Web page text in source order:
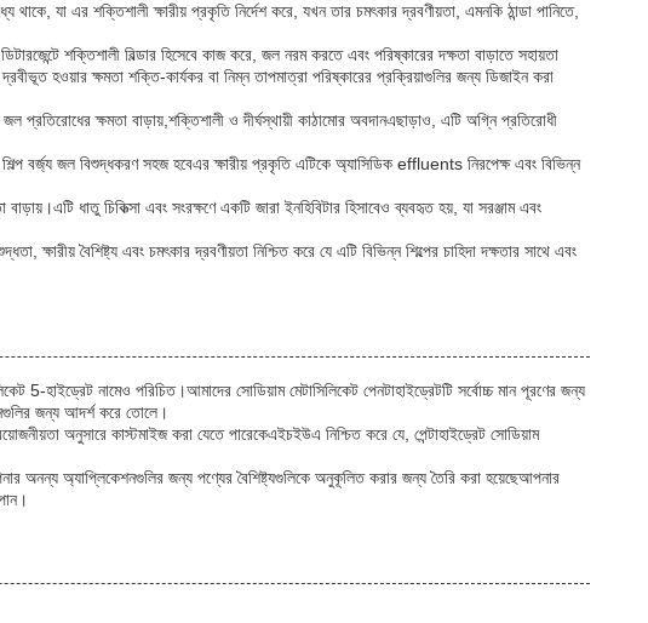
এর শক্তিশালী ক্ষারীয় প্রকৃতি নির্দেশ করে, যখন তার চমৎকার দ্রবণীয়তা, এমনকি ঠান্ডা পানিতে,
শক্তিশালী বিল্ডার হিসেবে কাজ করে, জল নরম করতে এবং পরিষ্কারের দক্ষতা বাড়াতে সহায়তা
হওয়ার ক্ষমতা শক্তি-কার্যকর বা নিম্ন তাপমাত্রা পরিষ্কারের প্রক্রিয়াগুলির জন্য ডিজাইন করা
প্রতিরোধের ক্ষমতা বাড়ায়,শক্তিশালী ও দীর্ঘস্থায়ী কাঠামোর অবদানএছাড়াও, এটি অগ্নি প্রতিরোধী
বর্জ্য জল বিশুদ্ধকরণ সহজ হবেএর ক্ষারীয় প্রকৃতি এটিকে অ্যাসিডিক effluents নিরপেক্ষ এবং বিভিন্ন
ধাতু চিকিত্সা এবং সংরক্ষণে একটি জারা ইনহিবিটার হিসাবেও ব্যবহৃত হয়, যা সরঞ্জাম এবং
ক্ষারীয় বৈশিষ্ট্য এবং চমৎকার দ্রবণীয়তা নিশ্চিত করে যে এটি বিভিন্ন শিল্পের চাহিদা দক্ষতার সাথে এবং
5-হাইড্রেট নামেও পরিচিত।আমাদের সোডিয়াম মেটাসিলিকেট পেনটাহাইড্রেটটি সর্বোচ্চ মান পূরণের জন্য
জন্য আদর্শ করে তোলে।
অনুসারে কাস্টমাইজ করা যেতে পারেকেএইচইউএ নিশ্চিত করে যে, পেন্টাহাইড্রেট সোডিয়াম
অ্যাপ্লিকেশনগুলির জন্য পণ্যের বৈশিষ্ট্যগুলিকে অনুকূলিত করার জন্য তৈরি করা হয়েছেআপনার